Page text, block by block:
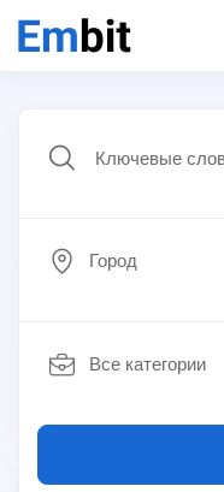
Город
Все категории